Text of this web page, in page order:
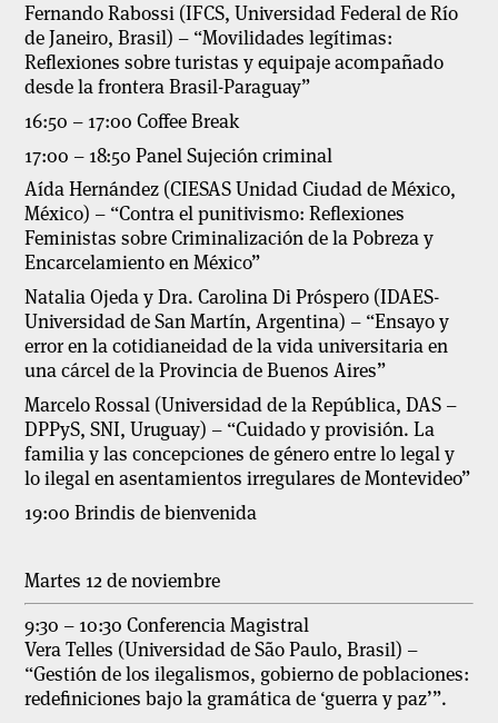
Fernando Rabossi (IFCS, Universidad Federal de Río
de Janeiro, Brasil) – “Movilidades legítimas:
Reflexiones sobre turistas y equipaje acompañado
desde la frontera Brasil-Paraguay”
16:50 – 17:00 Coffee Break
17:00 – 18:50 Panel Sujeción criminal
Aída Hernández (CIESAS Unidad Ciudad de México,
México) – “Contra el punitivismo: Reflexiones
Feministas sobre Criminalización de la Pobreza y
Encarcelamiento en México”
Natalia Ojeda y Dra. Carolina Di Próspero (IDAES-
Universidad de San Martín, Argentina) – “Ensayo y
error en la cotidianeidad de la vida universitaria en
una cárcel de la Provincia de Buenos Aires”
Marcelo Rossal (Universidad de la República, DAS –
DPPyS, SNI, Uruguay) – “Cuidado y provisión. La
familia y las concepciones de género entre lo legal y
lo ilegal en asentamientos irregulares de Montevideo”
19:00 Brindis de bienvenida
Martes 12 de noviembre
9:30 – 10:30 Conferencia Magistral
Vera Telles (Universidad de São Paulo, Brasil) –
“Gestión de los ilegalismos, gobierno de poblaciones:
redefiniciones bajo la gramática de ‘guerra y paz’”.